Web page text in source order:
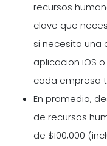
recursos
clave que
si necesita una
aplicacion iOS
cada empresa
En promedio,
de recursos
de $100,000